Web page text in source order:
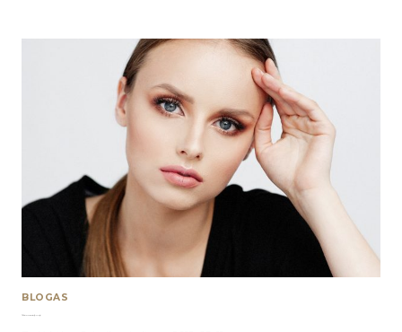
PORTRETUI?
STILIUS,
SPALVOS
PAPRASTI
PATARIMAI
BLOGAS
Makiažas asmeninei fotosesijai